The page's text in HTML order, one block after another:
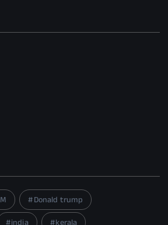
Donald trump
india
kerala